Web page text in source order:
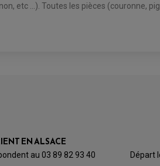
etc ...). Toutes les pièces (couronne,
EN ALSACE
au 03 89 82 93 40 Départ